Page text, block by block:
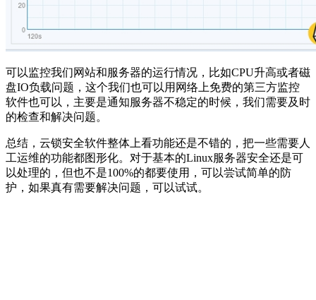
可以监控我们网站和服务器的运行情况，比如CPU升高或者磁
盘IO负载问题，这个我们也可以用网络上免费的第三方监控
软件也可以，主要是通知服务器不稳定的时候，我们需要及时
的检查和解决问题。
总结，云锁安全软件整体上看功能还是不错的，把一些需要人
工运维的功能都图形化。对于基本的Linux服务器安全还是可
以处理的，但也不是100%的都要使用，可以尝试简单的防
护，如果真有需要解决问题，可以试试。